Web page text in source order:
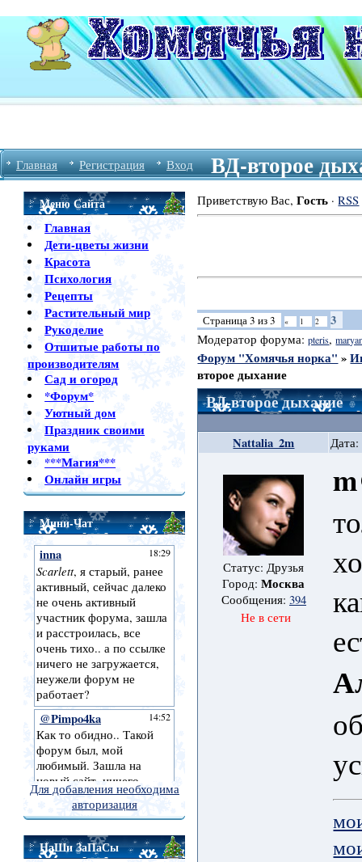
Главная Регистрация Вход ВД-второе
Меню Сайта
Главная
Дети-цветы жизни
Красота
Психология
Рецепты
Растительный мир
Рукоделие
Отшитые работы по
производителям
Сад и огород
*Форум*
Уютный дом
Праздник своими
руками
***Магия***
Онлайн игры
Мини-Чат
Для добавления необходима
авторизация
НаШи ЗаПаСы
Приветствую Вас,Гость ·RSS
Страница3 из3 « 1 2 3
Модератор форума:pteris,
Форум "Хомячья норка" »
второе дыхание
ВД-второе дыхание
Nattalia_2m
Статус: Друзья
Город:Москва
Сообщения: 394
Не в сети